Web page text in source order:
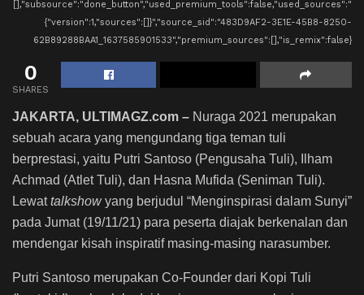
[],"subsource":"done_button","used_premium_tools":false,"used_sources":"
{"version":1,"sources":[]}","source_sid":"483D9AF2-3E1E-45B8-8250-
62B89288BAA1_1637585901533","premium_sources":[],"is_remix":false}
0
SHARES
JAKARTA, ULTIMAGZ.com – Nuraga 2021 merupakan
sebuah acara yang mengundang tiga teman tuli
berprestasi, yaitu Putri Santoso (Pengusaha Tuli), Ilham
Achmad (Atlet Tuli), dan Hasna Mufida (Seniman Tuli).
Lewattalkshowyang berjudul “Menginspirasi dalam Sunyi”
pada Jumat (19/11/21) para peserta diajak berkenalan dan
mendengar kisah inspiratif masing-masing narasumber.
Putri Santoso merupakan Co-Founder dari Kopi Tuli